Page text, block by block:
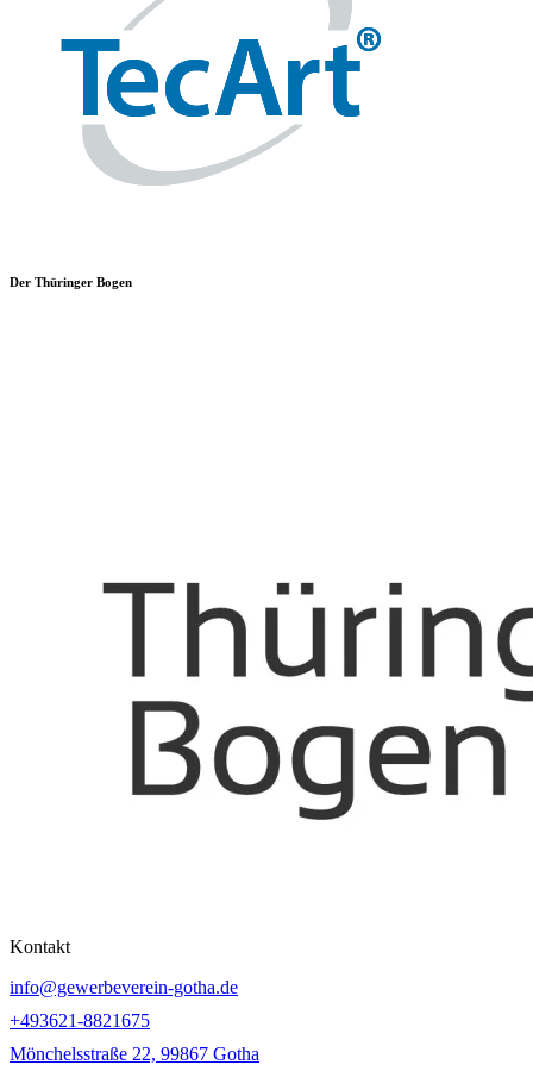
Der Thüringer Bogen
Kontakt
info@gewerbeverein-gotha.de
+493621-8821675
Mönchelsstraße 22, 99867 Gotha